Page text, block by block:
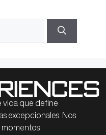
vida que define
excepcionales. Nos
momentos